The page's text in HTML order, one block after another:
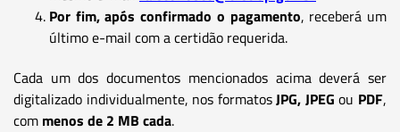
Por fim, após confirmado o pagamento, receberá um
último e-mail com a certidão requerida.
Cada um dos documentos mencionados acima deverá ser
digitalizado individualmente, nos formatosJPG, JPEG ou PDF,
com menos de 2 MB cada.